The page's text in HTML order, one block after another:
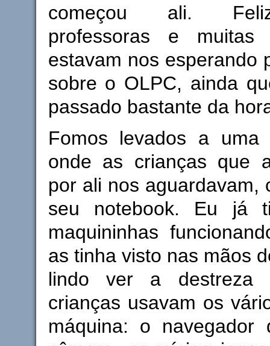
começou ali.
professoras e muitas
estavam nos esperando
sobre o OLPC, ainda
passado bastante da
Fomos levados a
onde as crianças que
por ali nos aguardavam,
seu notebook. Eu já
maquininhas
as tinha visto nas mãos
lindo ver a destreza
crianças usavam os
máquina: o navegador